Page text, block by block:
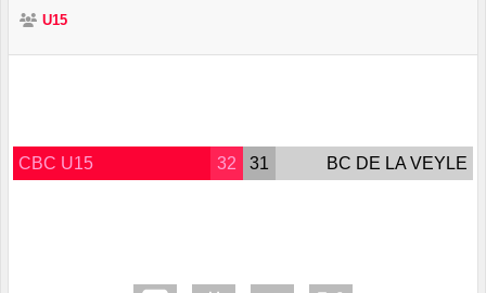
U15
CBC U15 32 31 BC DE LA VEYLE